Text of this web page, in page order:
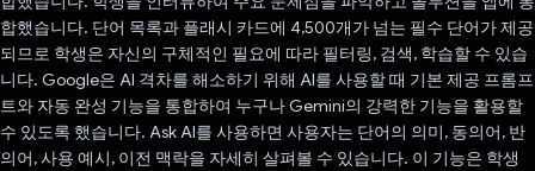
합했습니다. 단어 목록과 플래시 카드에 4,500개가 넘는 필수 단어가 제공
되므로 학생은 자신의 구체적인 필요에 따라 필터링, 검색, 학습할 수 있습
니다. Google은 AI 격차를 해소하기 위해 AI를 사용할 때 기본 제공 프롬프
트와 자동 완성 기능을 통합하여 누구나 Gemini의 강력한 기능을 활용할
수 있도록 했습니다. Ask AI를 사용하면 사용자는 단어의 의미, 동의어, 반
의어, 사용 예시, 이전 맥락을 자세히 살펴볼 수 있습니다. 이 기능은 학생